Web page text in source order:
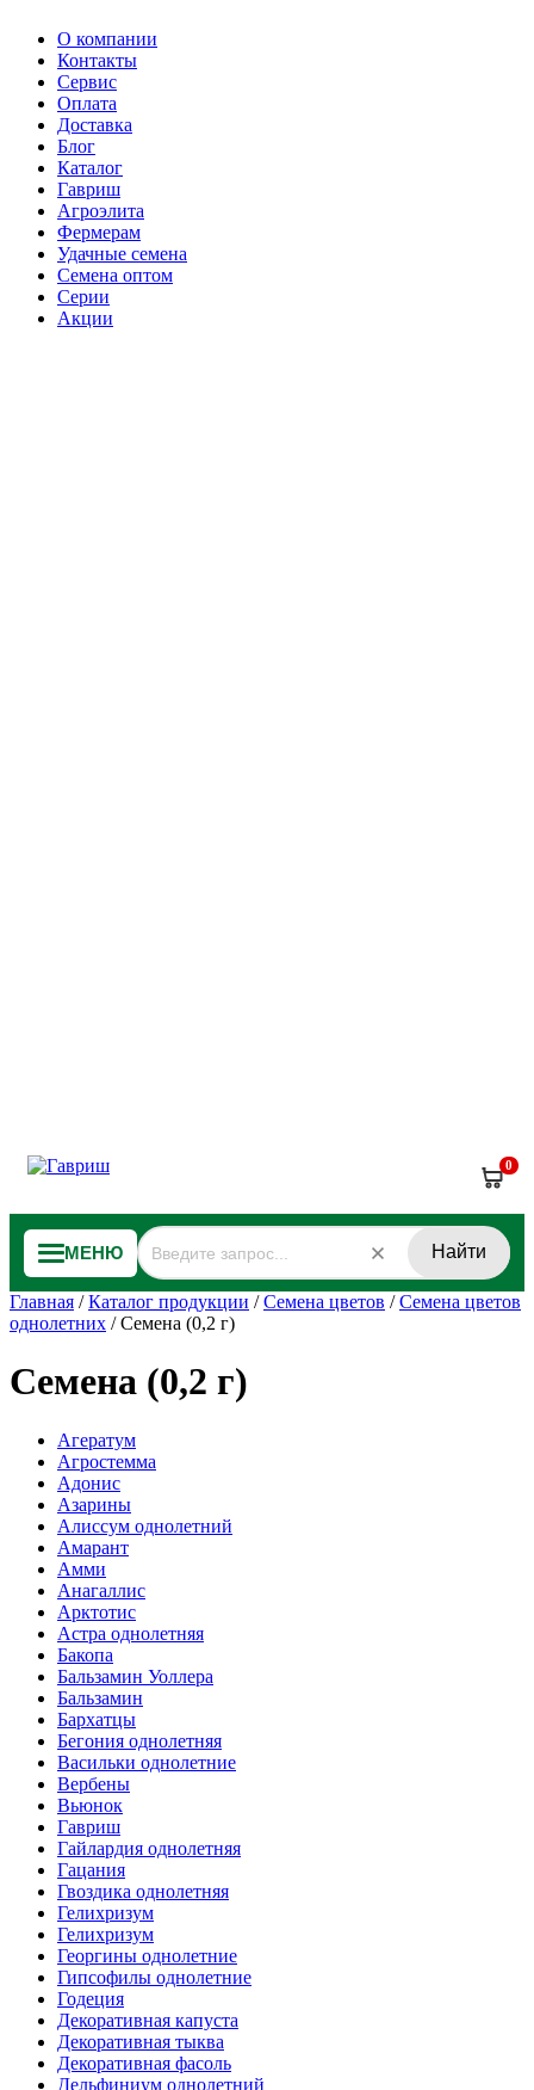
О компании
Контакты
Сервис
Оплата
Доставка
Блог
Каталог
Гавриш
Агроэлита
Фермерам
Удачные семена
Семена оптом
Серии
Акции
0
МЕНЮ Найти
Главная /Каталог продукции /Семена цветов /Семена цветов
однолетних /Семена (0,2 г)
Семена (0,2 г)
Агератум
Агростемма
Адонис
Азарины
Алиссум однолетний
Амарант
Амми
Анагаллис
Арктотис
Астра однолетняя
Бакопа
Бальзамин Уоллера
Бальзамин
Бархатцы
Бегония однолетняя
Васильки однолетние
Вербены
Вьюнок
Гавриш
Гайлардия однолетняя
Гацания
Гвоздика однолетняя
Гелихризум
Гелихризум
Георгины однолетние
Гипсофилы однолетние
Годеция
Декоративная капуста
Декоративная тыква
Декоративная фасоль
Дельфиниум однолетний